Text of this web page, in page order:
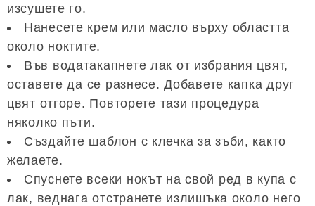
изсушете го.
Нанесете крем или масло върху областта
около ноктите.
Във водатакапнете лак от избрания цвят,
оставете да се разнесе. Добавете капка друг
цвят отгоре. Повторете тази процедура
няколко пъти.
Създайте шаблон с клечка за зъби, както
желаете.
Спуснете всеки нокът на свой ред в купа с
лак, веднага отстранете излишъка около него